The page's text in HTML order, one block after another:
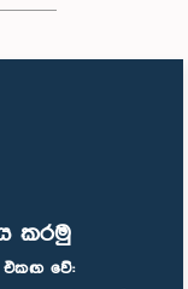
කරමු
වේ: